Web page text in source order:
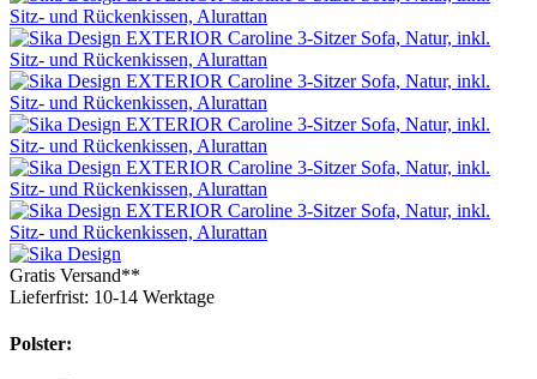
Gratis Versand**
Lieferfrist: 10-14 Werktage
Polster: